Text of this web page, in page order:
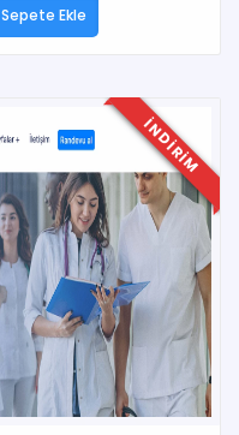
Sepete Ekle
INDIRIM